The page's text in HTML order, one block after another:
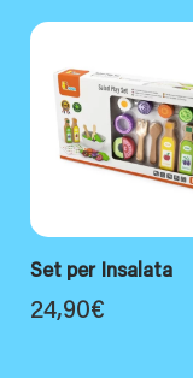
Set per Insalata
24,90€